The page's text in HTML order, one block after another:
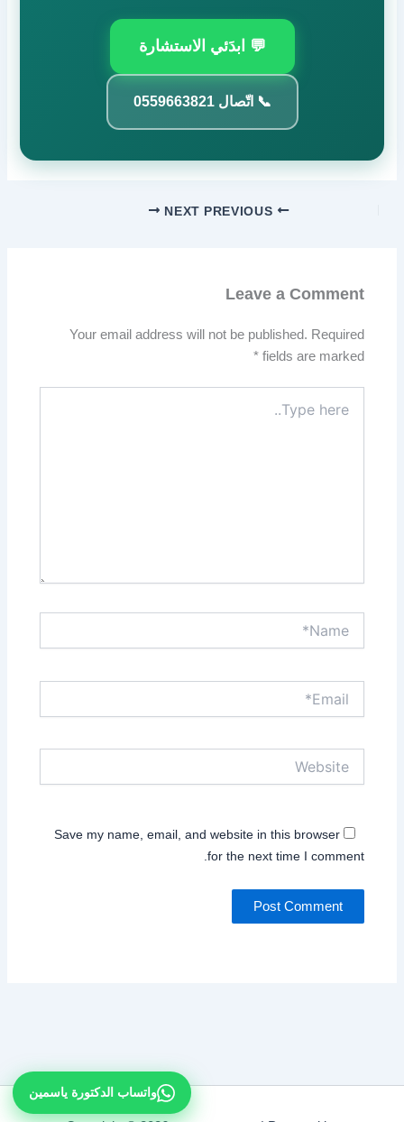
💬 ابدَئي الاستشارة
📞 اتّصال 0559663821
NEXT
Leave a Comment
Your email address will not be published. Required
fields are marked
*
here..
Save my name, email, and website in this browser
for the next time I comment.
واتساب الدكتورة ياسمين